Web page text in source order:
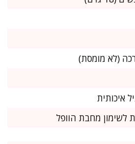
לשימון מחבת הוופל